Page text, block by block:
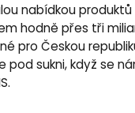
nabídkou
hodně přes tři
pro Českou
sukni, když se